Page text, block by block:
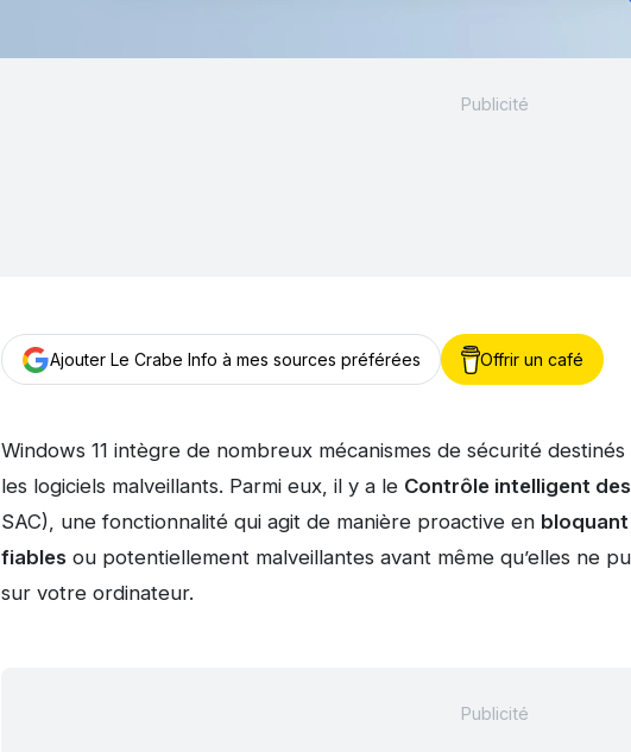
Ajouter Le Crabe Info à mes sources préférées Offrir un café
Windows 11 intègre de nombreux mécanismes de sécurité
les logiciels malveillants. Parmi eux, il y a le Contrôle intelligent
SAC), une fonctionnalité qui agit de manière proactive en bloquant
fiablesou potentiellement malveillantes avant même qu’elles ne
sur votre ordinateur.